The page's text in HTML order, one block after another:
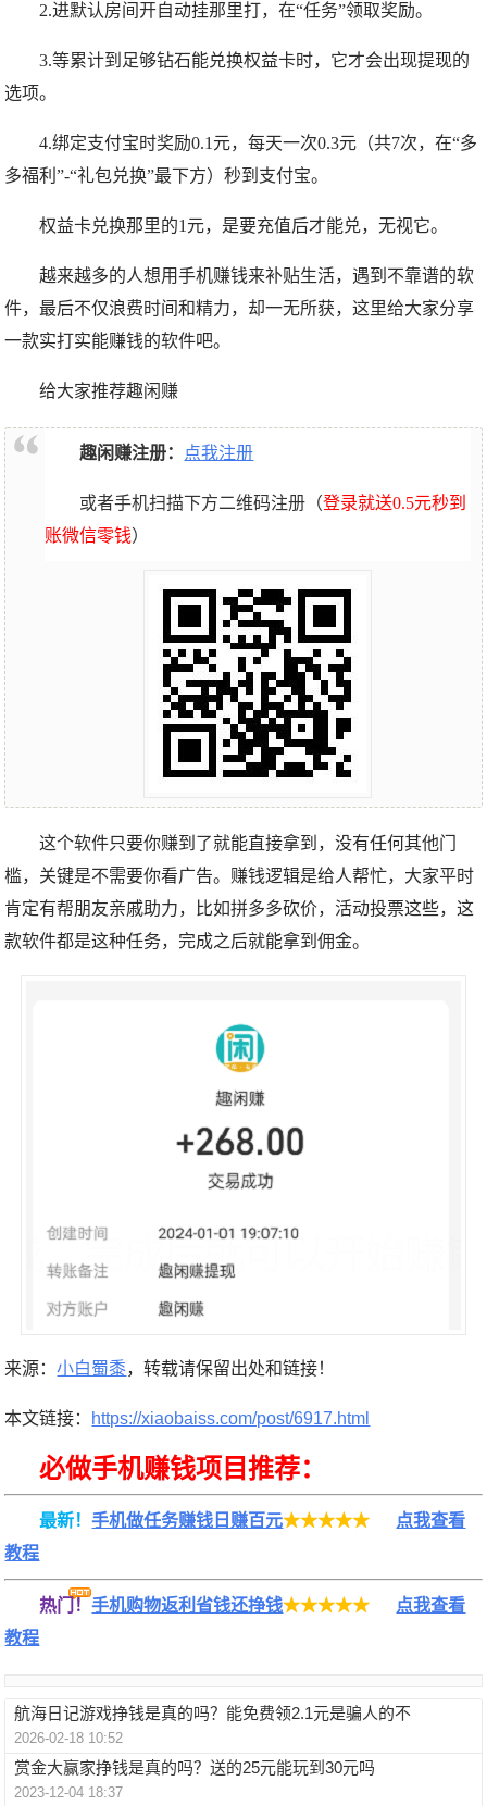
2.进默认房间开自动挂那里打，在“任务”领取奖励。
3.等累计到足够钻石能兑换权益卡时，它才会出现提现的
选项。
4.绑定支付宝时奖励0.1元，每天一次0.3元（共7次，在“多
多福利”-“礼包兑换”最下方）秒到支付宝。
权益卡兑换那里的1元，是要充值后才能兑，无视它。
越来越多的人想用手机赚钱来补贴生活，遇到不靠谱的软
件，最后不仅浪费时间和精力，却一无所获，这里给大家分享
一款实打实能赚钱的软件吧。
给大家推荐趣闲赚
趣闲赚注册： 点我注册
或者手机扫描下方二维码注册（登录就送0.5元秒到
账微信零钱）
这个软件只要你赚到了就能直接拿到，没有任何其他门
槛，关键是不需要你看广告。赚钱逻辑是给人帮忙，大家平时
肯定有帮朋友亲戚助力，比如拼多多砍价，活动投票这些，这
款软件都是这种任务，完成之后就能拿到佣金。
来源：小白蜀黍，转载请保留出处和链接！
本文链接： https://xiaobaiss.com/post/6917.html
必做手机赚钱项目推荐：
最新！手机做任务赚钱日赚百元★★★★★
点我查看
教程
热门！手机购物返利省钱还挣钱★★★★★
点我查看
教程
航海日记游戏挣钱是真的吗？能免费领2.1元是骗人的不
2026-02-18 10:52
赏金大赢家挣钱是真的吗？送的25元能玩到30元吗
2023-12-04 18:37